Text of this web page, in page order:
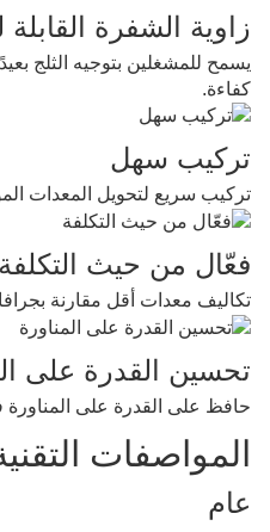
زاوية الشفرة القابلة
يسمح للمشغلين بتوجيه الثلج
كفاءة.
تركيب سهل
تركيب سريع لتحويل المعدات
فعّال من حيث التكلفة
تكاليف معدات أقل مقارنة
تحسين القدرة على
حافظ على القدرة على المناورة
المواصفات
عام